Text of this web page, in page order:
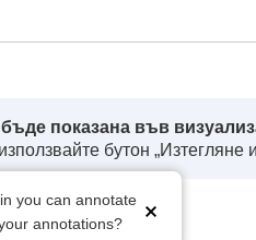
показана във
бутон „Изтегляне
you can annotate
annotations?